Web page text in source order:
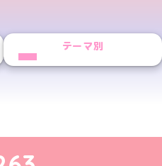
テーマ別
TikTok公式アカウント
ーみんX公式アカウント
どりーみんInstagram公式アカウント
めいどりーみんFacebook公式アカウン
めいどりーみんYouTube公式アカ